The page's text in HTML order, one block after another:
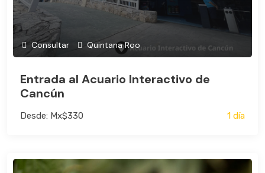
Consultar Quintana Roo
Entrada al Acuario Interactivo de
Cancún
Desde: Mx$330 1 día